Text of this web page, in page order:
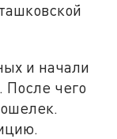
и начали
После чего